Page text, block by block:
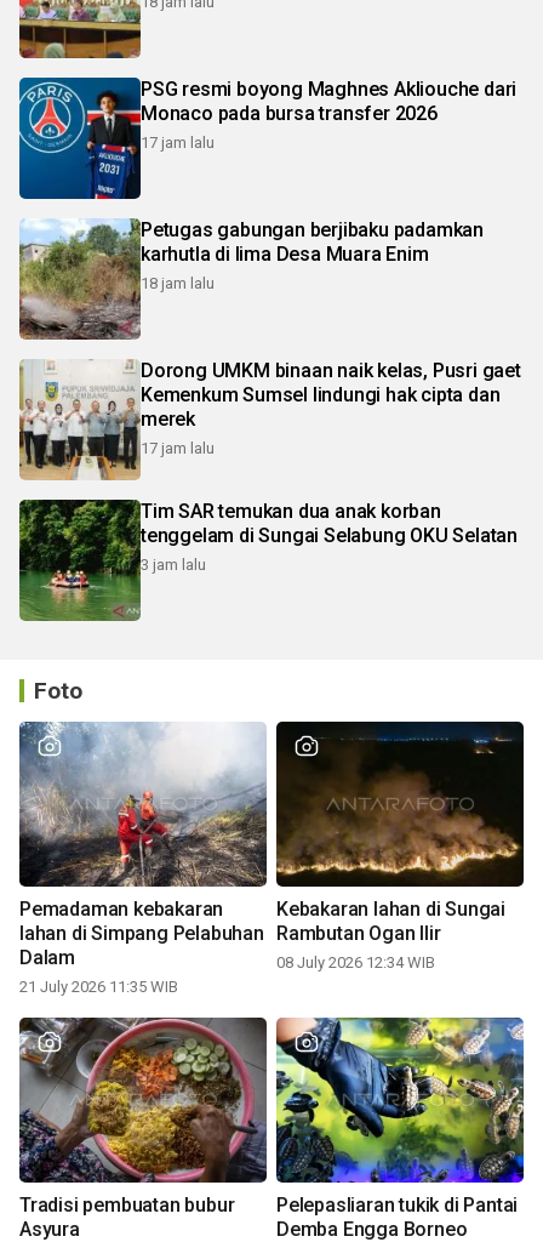
PSG resmi boyong Maghnes Akliouche dari
Monaco pada bursa transfer 2026
17 jam lalu
Petugas gabungan berjibaku padamkan
karhutla di lima Desa Muara Enim
18 jam lalu
Dorong UMKM binaan naik kelas, Pusri gaet
Kemenkum Sumsel lindungi hak cipta dan
merek
17 jam lalu
Tim SAR temukan dua anak korban
tenggelam di Sungai Selabung OKU Selatan
3 jam lalu
Foto
Pemadaman kebakaran
lahan di Simpang Pelabuhan
Dalam
21 July 2026 11:35 WIB
Kebakaran lahan di Sungai
Rambutan Ogan Ilir
08 July 2026 12:34 WIB
Tradisi pembuatan bubur
Asyura
Pelepasliaran tukik di Pantai
Demba Engga Borneo